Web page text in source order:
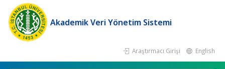
Akademik Veri Yönetim Sistemi
Araştırmacı Girişi English